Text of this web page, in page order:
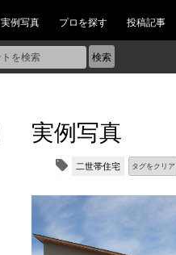
実例写真 プロを探す 投稿記事
実例写真
二世帯住宅 タグをクリア